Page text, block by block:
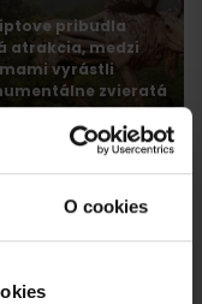
O cookies
pribudla
atrakcia, medzi
vyrástli
zvieratá
rodinné